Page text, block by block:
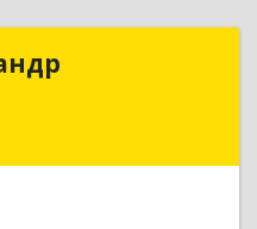
Александр